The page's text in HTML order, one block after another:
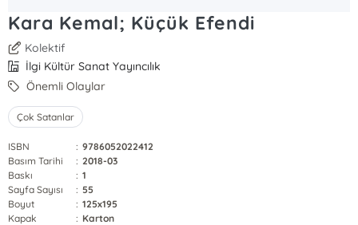
Kara Kemal; Küçük Efendi
Kolektif
İlgi Kültür Sanat Yayıncılık
Önemli Olaylar
Çok Satanlar
ISBN : 9786052022412
Basım Tarihi
: 2018-03
Baskı
: 1
Sayfa Sayısı
: 55
Boyut
: 125x195
Kapak
: Karton